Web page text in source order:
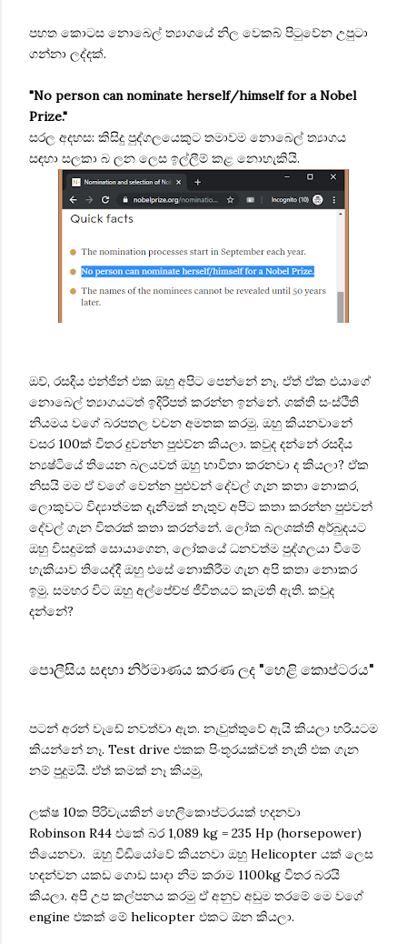
පහත කොටස නොබෙල් ත්‍යාගයේ නිල වෙකබ් පිටුවේන උපුටා
ගන්නා ලද්දක්.
"No person can nominate herself/himself for a Nobel
Prize."
සරල අදහස: කිසිදු පුද්ගලයෙකුට තමාවම නොබෙල් ත්‍යාගය
සඳහා සලකා බ ලන ලෙස ඉල්ලීම් කළ නොහැකියි.
ඔව්, රසදිය එන්ජින් එක ඔහු අපිට පෙන්නේ නෑ. ඒත් ඒක එයාගේ
නොබෙල් ත්‍යාගයටත් ඉදිරිපත් කරන්න ඉන්නේ. ශක්ති සංස්ථිති
නියමය වගේ බරපතල වචන අමතක කරමු. ඔහු කියනවානේ
වසර 100ක් විතර දුවන්න පුළුව්න කියලා. කවුද දන්නේ රසදිය
න්‍යෂ්ටියේ තියෙන බලයවත් ඔහු භාවිතා කරනවා ද කියලා? ඒක
නිසයි මම ඒ වගේ වෙන්න පුළුවන් දේවල් ගැන කතා නොකර,
ලොකුවට විද්‍යාත්මක දැනීමක් නැතුව අපිට කතා කරන්න පුළුවන්
දේවල් ගැන විතරක් කතා කරන්නේ. ලෝක බලශක්ති අර්බුදයට
ඔහු විසඳුමක් සොයාගෙන, ලෝකයේ ධනවත්ම පුද්ගලයා වීමේ
හැකියාව තියෙද්දී ඔහු එසේ නොකිරීම ගැන අපි කතා නොකර
ඉමු. සමහර විට ඔහු අල්පේච්ඡ ජීවිතයට කැමති ඇති. කවුද
දන්නේ?
පොලීසිය සඳහා නිර්මාණය කරණ ලද "හෙළි කොප්ටරය"
පටන් අරන් වැඩේ නවත්වා ඇත. නැවුත්තුවේ ඇයි කියලා හරියටම
කියන්නේ නෑ. Test drive එකක පිංතූරයක්වත් නැති එක ගැන
නම් පුදුමයි. ඒත් කමක් නෑ කියමු,
ලක්ෂ 10ක පිරිවැයකින් හෙලිකොප්ටරයක් හදනවා
Robinson R44 එකේ බර 1,089 kg = 235 Hp (horsepower)
තියෙනවා. ඔහු විඩියෝවේ කියනවා ඔහු Helicopter යක් ලෙස
හඳන්වන යකඩ ගොඩ සාදා නිම කරාම 1100kg විතර බරයි
කියලා. අපි උප කල්පනය කරමු ඒ අනුව අඩුම තරමේ මෙ වගේ
engine එකක් මේ helicopter එකට ඕන කියලා.